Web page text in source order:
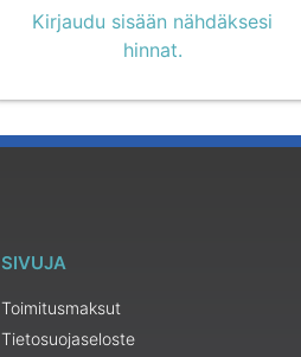
Kirjaudu sisään nähdäksesi
hinnat.
SIVUJA
Toimitusmaksut
Tietosuojaseloste